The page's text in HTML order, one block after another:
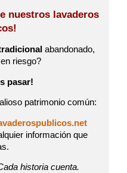
nuestros lavaderos
abandonado,
riesgo?
pasar!
patrimonio común:
información que
historia cuenta.